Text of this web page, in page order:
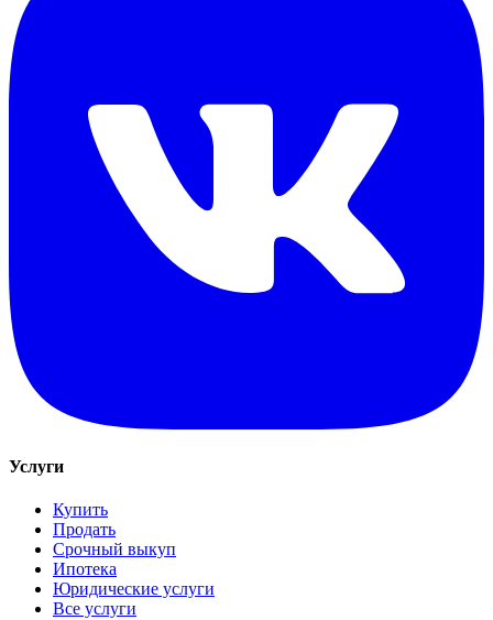
Услуги
Купить
Продать
Срочный выкуп
Ипотека
Юридические услуги
Все услуги